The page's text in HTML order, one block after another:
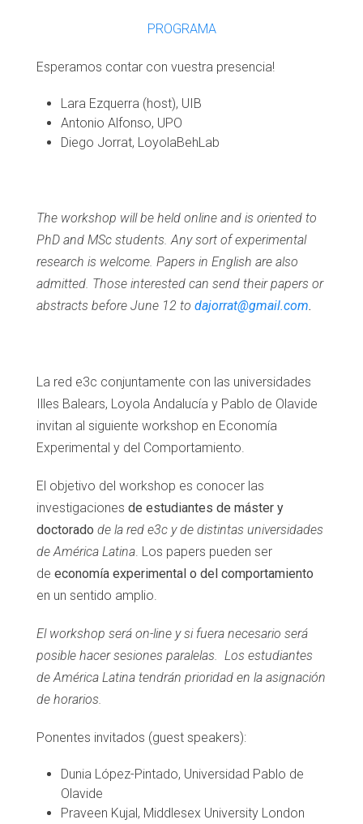
PROGRAMA
Esperamos contar con vuestra presencia!
Lara Ezquerra (host), UIB
Antonio Alfonso, UPO
Diego Jorrat, LoyolaBehLab
The workshop will be held online and is oriented to
PhD and MSc students. Any sort of experimental
research is welcome. Papers in English are also
admitted. Those interested can send their papers or
abstracts before June 12 to dajorrat@gmail.com.
La red e3c conjuntamente con las universidades
Illes Balears, Loyola Andalucía y Pablo de Olavide
invitan al siguiente workshop en Economía
Experimental y del Comportamiento.
El objetivo del workshop es conocer las
investigaciones de estudiantes de máster y
doctorado de la red e3c y de distintas universidades
de América Latina. Los papers pueden ser
de economía experimental o del comportamiento
en un sentido amplio.
El workshop será on-line y si fuera necesario será
posible hacer sesiones paralelas. Los estudiantes
de América Latina tendrán prioridad en la asignación
de horarios.
Ponentes invitados (guest speakers):
Dunia López-Pintado, Universidad Pablo de
Olavide
Praveen Kujal, Middlesex University London